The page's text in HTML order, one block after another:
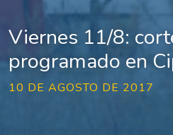
Viernes 11/8:
programado en
10 DE AGOSTO DE 2017